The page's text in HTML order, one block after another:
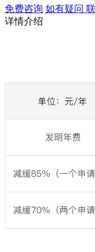
免费咨询 如有疑问
详情介绍